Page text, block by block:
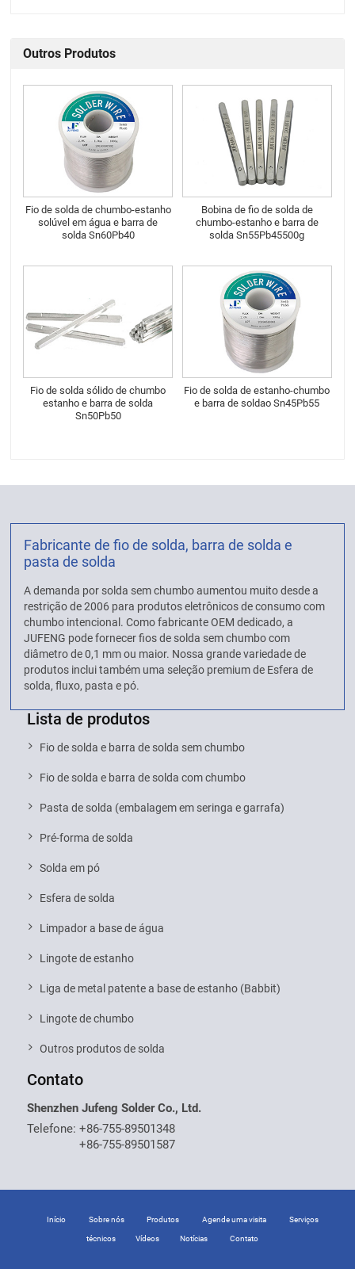
Outros Produtos
Fio de solda de chumbo-estanho
solúvel em água e barra de
solda Sn60Pb40
Bobina de fio de solda de
chumbo-estanho e barra de
solda Sn55Pb45500g
Fio de solda sólido de chumbo
estanho e barra de solda
Sn50Pb50
Fio de solda de estanho-chumbo
e barra de soldao Sn45Pb55
Fabricante de fio de solda, barra de solda e
pasta de solda
A demanda por solda sem chumbo aumentou muito desde a
restrição de 2006 para produtos eletrônicos de consumo com
chumbo intencional. Como fabricante OEM dedicado, a
JUFENG pode fornecer fios de solda sem chumbo com
diâmetro de 0,1 mm ou maior. Nossa grande variedade de
produtos inclui também uma seleção premium de Esfera de
solda, fluxo, pasta e pó.
Lista de produtos
Fio de solda e barra de solda sem chumbo
Fio de solda e barra de solda com chumbo
Pasta de solda (embalagem em seringa e garrafa)
Pré-forma de solda
Solda em pó
Esfera de solda
Limpador a base de água
Lingote de estanho
Liga de metal patente a base de estanho (Babbit)
Lingote de chumbo
Outros produtos de solda
Contato
Shenzhen Jufeng Solder Co., Ltd.
Telefone:+86-755-89501348
+86-755-89501587
Início Sobre nós Produtos Agende uma visita Serviços
técnicos Vídeos Notícias Contato